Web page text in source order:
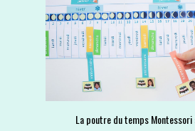
La poutre du temps